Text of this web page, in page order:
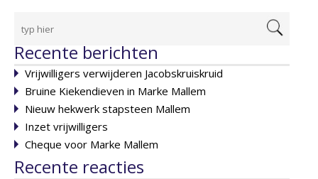
Recente berichten
Vrijwilligers verwijderen Jacobskruiskruid
Bruine Kiekendieven in Marke Mallem
Nieuw hekwerk stapsteen Mallem
Inzet vrijwilligers
Cheque voor Marke Mallem
Recente reacties